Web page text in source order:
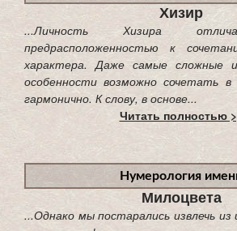
Хизир
...Личность Хизира
предрасположенностью к
характера. Даже самые сложные
особенности возможно сочетать
гармонично. К слову, в основе...
Читать полностью
Нумерология
Милоцвета
...Однако мы постарались извлечь